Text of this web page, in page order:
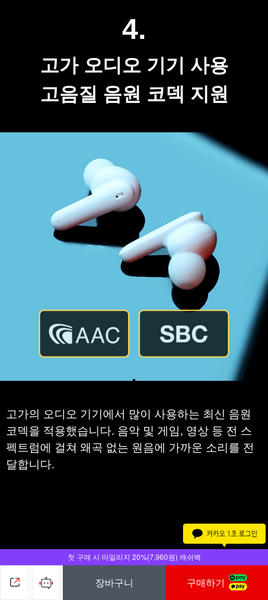
첫 구매 시 마일리지 20%(7,960원) 캐쉬백
장바구니 구매하기
4.
고가 오디오 기기 사용
고음질 음원 코덱 지원
고가의 오디오 기기에서 많이 사용하는 최신 음원
코덱을 적용했습니다. 음악 및 게임, 영상 등 전 스
펙트럼에 걸쳐 왜곡 없는 원음에 가까운 소리를 전
달합니다.​
5.